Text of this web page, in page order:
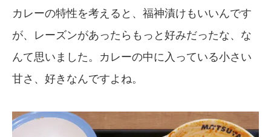
カレーの特性を考えると、福神漬けもいいんです
が、レーズンがあったらもっと好みだったな、な
んて思いました。カレーの中に入っている小さい
甘さ、好きなんですよね。